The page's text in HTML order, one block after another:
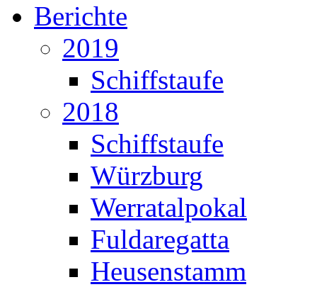
Berichte
2019
Schiffstaufe
2018
Schiffstaufe
Würzburg
Werratalpokal
Fuldaregatta
Heusenstamm